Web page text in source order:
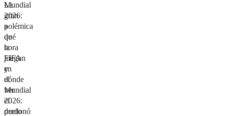
Mundial
2026:
a
qué
hora
juegan
y
dónde
ver
el
duelo
La
gran
polémica
de
la
FIFA
en
el
Mundial
2026:
perdonó